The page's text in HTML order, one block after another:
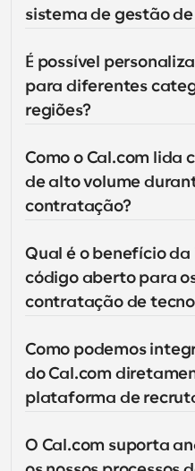
sistema de gestão
É possível
para diferentes
regiões?
Como o Cal.com lida
de alto volume
contratação?
Qual é o benefício
código aberto para
contratação de
Como podemos
do Cal.com
plataforma de
O Cal.com suporta